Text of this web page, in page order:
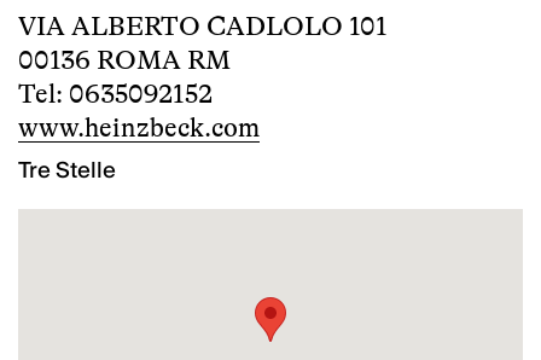
VIA ALBERTO CADLOLO 101
00136 ROMA RM
Tel: 0635092152
www.heinzbeck.com
Tre Stelle